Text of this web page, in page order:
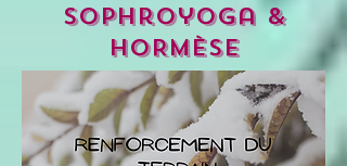
sophroyoga &
HORmÈSE